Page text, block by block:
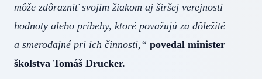
môže zdôrazniť svojim žiakom aj širšej verejnosti
hodnoty alebo príbehy, ktoré považujú za dôležité
a smerodajné pri ich činnosti,“ povedal minister
školstva Tomáš Drucker.